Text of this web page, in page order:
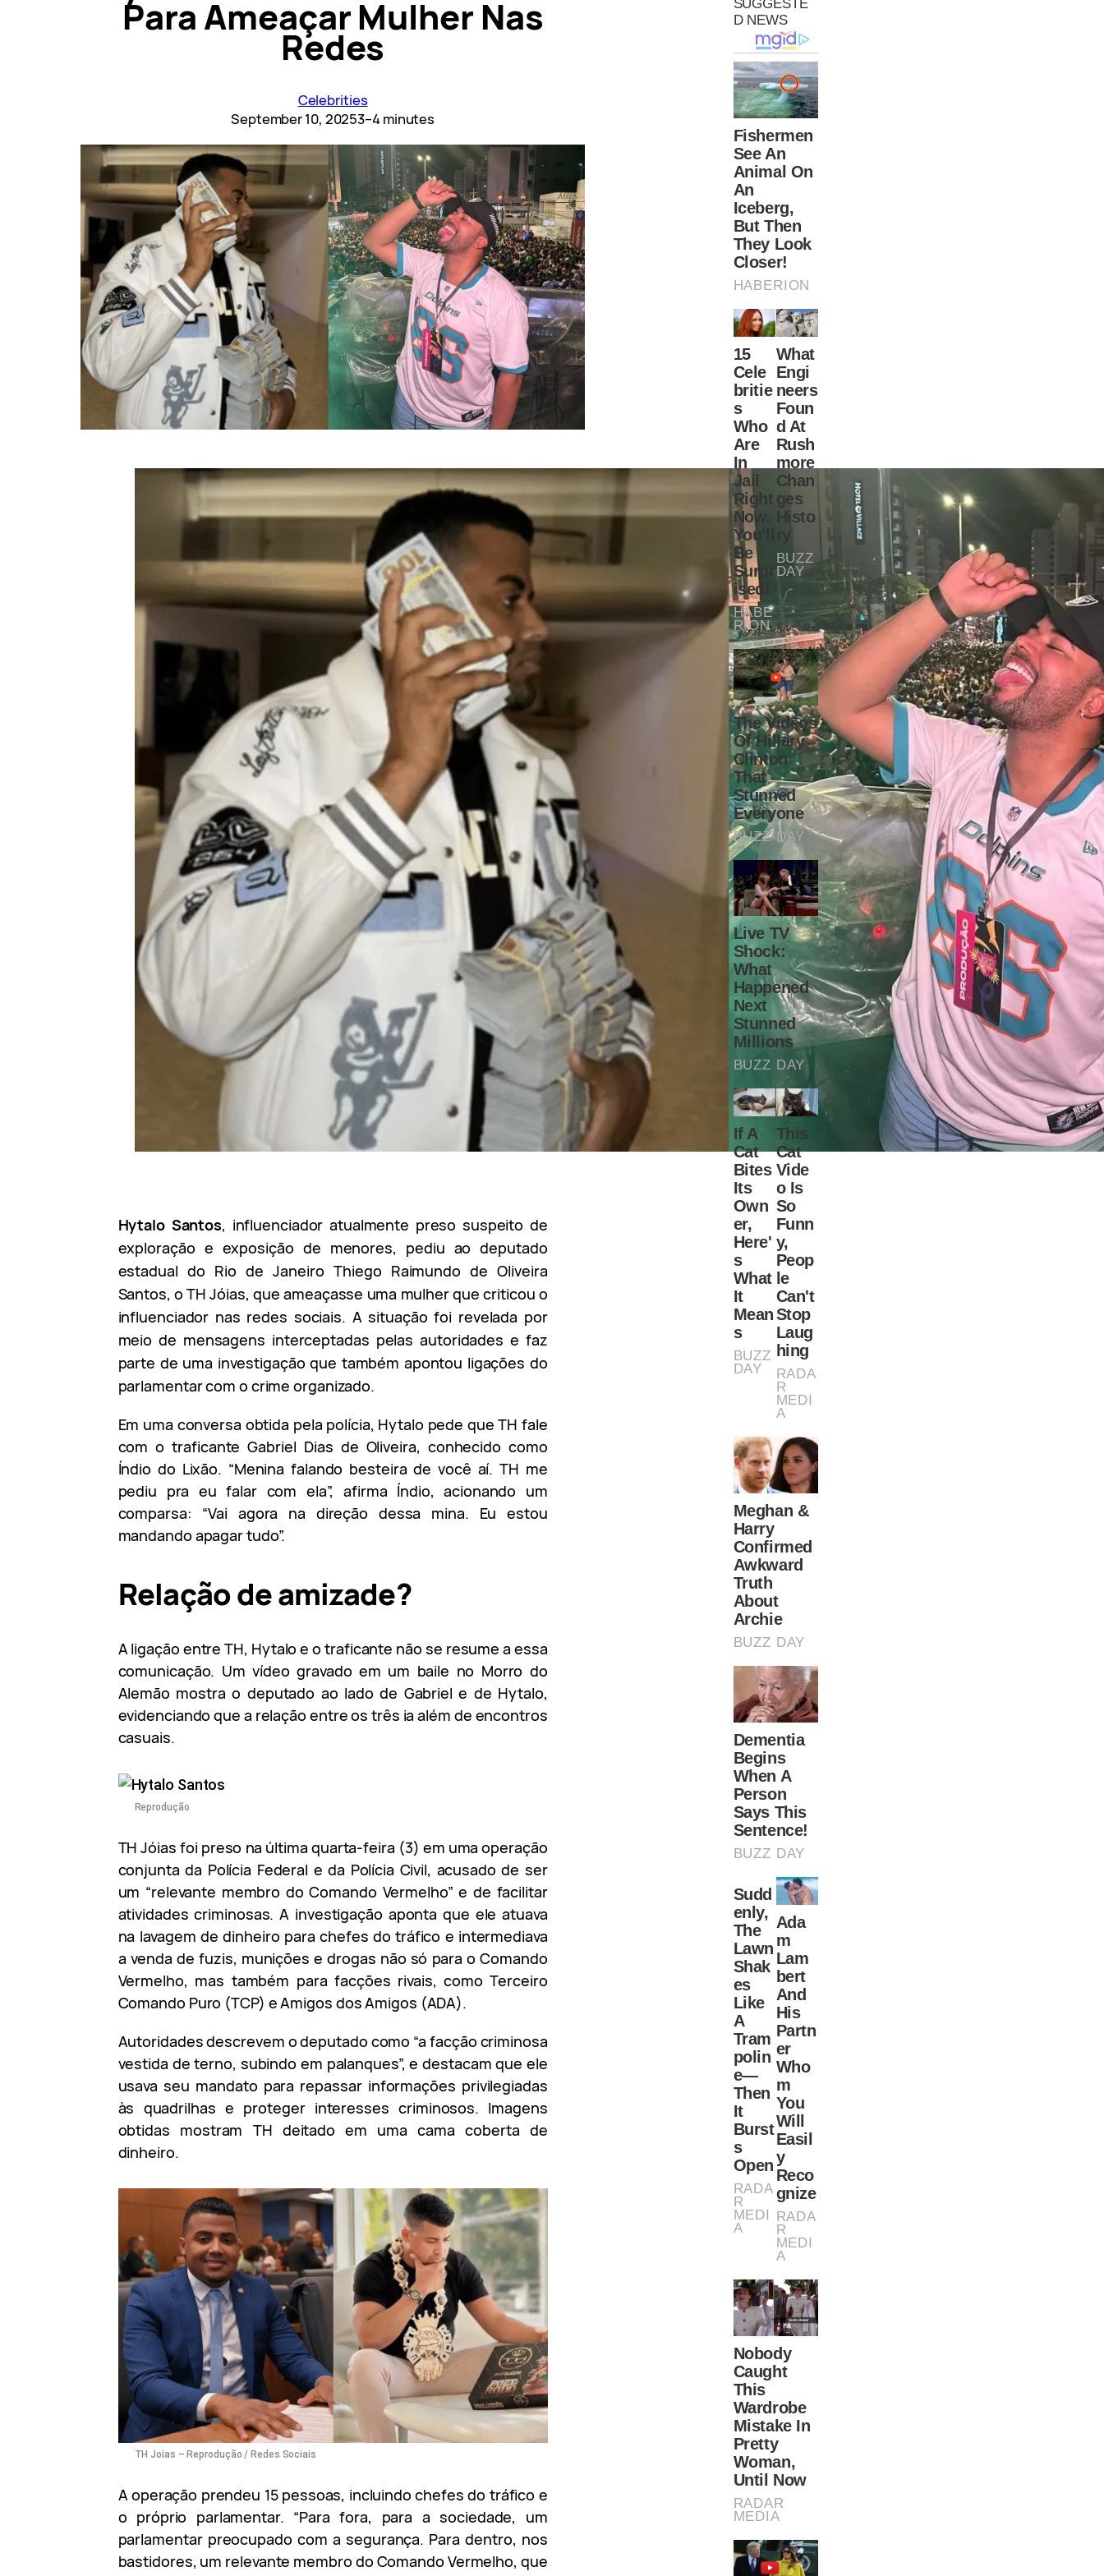
Para Ameaçar Mulher Nas
Redes
Celebrities
September 10, 20253–4 minutes
Hytalo Santos, influenciador atualmente preso suspeito de
exploração e exposição de menores, pediu ao deputado
estadual do Rio de Janeiro Thiego Raimundo de Oliveira
Santos, o TH Jóias, que ameaçasse uma mulher que criticou o
influenciador nas redes sociais. A situação foi revelada por
meio de mensagens interceptadas pelas autoridades e faz
parte de uma investigação que também apontou ligações do
parlamentar com o crime organizado.
Em uma conversa obtida pela polícia, Hytalo pede que TH fale
com o traficante Gabriel Dias de Oliveira, conhecido como
Índio do Lixão. “Menina falando besteira de você aí. TH me
pediu pra eu falar com ela”, afirma Índio, acionando um
comparsa: “Vai agora na direção dessa mina. Eu estou
mandando apagar tudo”.
Relação de amizade?
A ligação entre TH, Hytalo e o traficante não se resume a essa
comunicação. Um vídeo gravado em um baile no Morro do
Alemão mostra o deputado ao lado de Gabriel e de Hytalo,
evidenciando que a relação entre os três ia além de encontros
casuais.
Reprodução
TH Jóias foi preso na última quarta-feira (3) em uma operação
conjunta da Polícia Federal e da Polícia Civil, acusado de ser
um “relevante membro do Comando Vermelho” e de facilitar
atividades criminosas. A investigação aponta que ele atuava
na lavagem de dinheiro para chefes do tráfico e intermediava
a venda de fuzis, munições e drogas não só para o Comando
Vermelho, mas também para facções rivais, como Terceiro
Comando Puro (TCP) e Amigos dos Amigos (ADA).
Autoridades descrevem o deputado como “a facção criminosa
vestida de terno, subindo em palanques”, e destacam que ele
usava seu mandato para repassar informações privilegiadas
às quadrilhas e proteger interesses criminosos. Imagens
obtidas mostram TH deitado em uma cama coberta de
dinheiro.
TH Joias – Reprodução / Redes Sociais
A operação prendeu 15 pessoas, incluindo chefes do tráfico e
o próprio parlamentar. “Para fora, para a sociedade, um
parlamentar preocupado com a segurança. Para dentro, nos
bastidores, um relevante membro do Comando Vermelho, que